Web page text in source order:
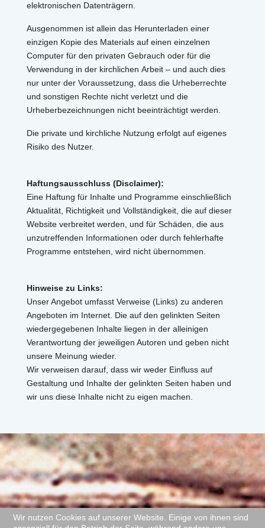
elektronischen Datenträgern.
Ausgenommen ist allein das Herunterladen einer
einzigen Kopie des Materials auf einen einzelnen
Computer für den privaten Gebrauch oder für die
Verwendung in der kirchlichen Arbeit – und auch dies
nur unter der Voraussetzung, dass die Urheberrechte
und sonstigen Rechte nicht verletzt und die
Urheberbezeichnungen nicht beeinträchtigt werden.
Die private und kirchliche Nutzung erfolgt auf eigenes
Risiko des Nutzer.
Haftungsausschluss (Disclaimer):
Eine Haftung für Inhalte und Programme einschließlich
Aktualität, Richtigkeit und Vollständigkeit, die auf dieser
Website verbreitet werden, und für Schäden, die aus
unzutreffenden Informationen oder durch fehlerhafte
Programme entstehen, wird nicht übernommen.
Hinweise zu Links:
Unser Angebot umfasst Verweise (Links) zu anderen
Angeboten im Internet. Die auf den gelinkten Seiten
wiedergegebenen Inhalte liegen in der alleinigen
Verantwortung der jeweiligen Autoren und geben nicht
unsere Meinung wieder.
Wir verweisen darauf, dass wir weder Einfluss auf
Gestaltung und Inhalte der gelinkten Seiten haben und
wir uns diese Inhalte nicht zu eigen machen.
Wir nutzen Cookies auf unserer Website. Einige von ihnen sind